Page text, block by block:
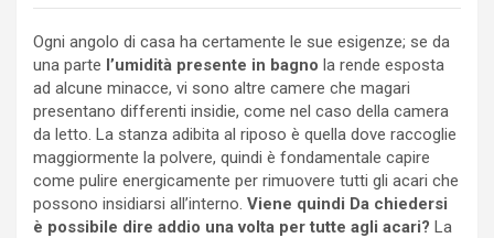
Ogni angolo di casa ha certamente le sue esigenze; se da
una parte l’umidità presente in bagno la rende esposta
ad alcune minacce, vi sono altre camere che magari
presentano differenti insidie, come nel caso della camera
da letto. La stanza adibita al riposo è quella dove raccoglie
maggiormente la polvere, quindi è fondamentale capire
come pulire energicamente per rimuovere tutti gli acari che
possono insidiarsi all’interno. Viene quindi Da chiedersi
è possibile dire addio una volta per tutte agli acari? La